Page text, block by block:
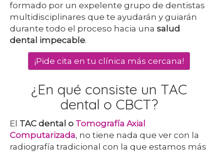
formado por un expelente grupo de dentistas
multidisciplinares que te ayudarán y guiarán
durante todo el proceso hacia una salud
dental impecable.
¡Pide cita en tu clínica más cercana!
¿En qué consiste un TAC
dental o CBCT?
El TAC dental o Tomografía Axial
Computarizada, no tiene nada que ver con la
radiografía tradicional con la que estamos más